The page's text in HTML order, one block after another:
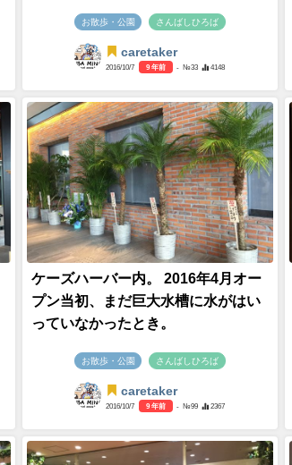
お散歩・公園 さんばしひろば
caretaker
2016/10/7 9 年前 - №33 4148
ケーズハーバー内。 2016年4月オー
プン当初、まだ巨大水槽に水がはい
っていなかったとき。
お散歩・公園 さんばしひろば
caretaker
2016/10/7 9 年前 - №99 2367